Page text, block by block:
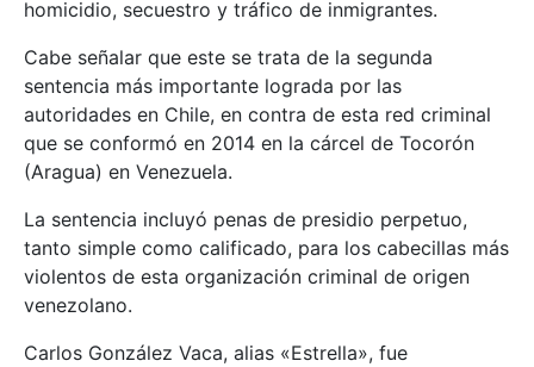
homicidio, secuestro y tráfico de inmigrantes.
Cabe señalar que este se trata de la segunda
sentencia más importante lograda por las
autoridades en Chile, en contra de esta red criminal
que se conformó en 2014 en la cárcel de Tocorón
(Aragua) en Venezuela.
La sentencia incluyó penas de presidio perpetuo,
tanto simple como calificado, para los cabecillas más
violentos de esta organización criminal de origen
venezolano.
Carlos González Vaca, alias «Estrella», fue